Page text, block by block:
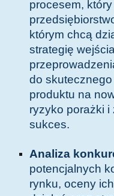
procesem,
którym chcą
strategię
do skutecznego
produktu na
ryzyko porażki
sukces.
Analiza
potencjalnych
rynku, oceny